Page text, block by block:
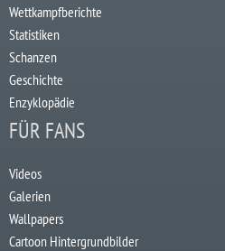
Wettkampfberichte
Statistiken
Schanzen
Geschichte
Enzyklopädie
FÜR FANS
Videos
Galerien
Wallpapers
Cartoon Hintergrundbilder